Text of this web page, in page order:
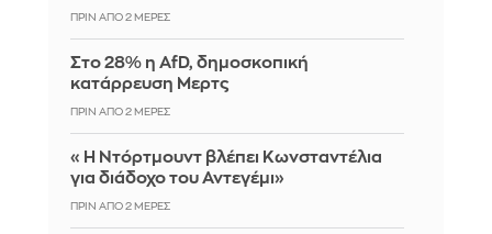
ΠΡΙΝ ΑΠΌ 2 ΜΈΡΕΣ
Στο 28% η AfD, δημοσκοπική
κατάρρευση Μερτς
ΠΡΙΝ ΑΠΌ 2 ΜΈΡΕΣ
«Η Ντόρτμουντ βλέπει Κωνσταντέλια
για διάδοχο του Αντεγέμι»
ΠΡΙΝ ΑΠΌ 2 ΜΈΡΕΣ